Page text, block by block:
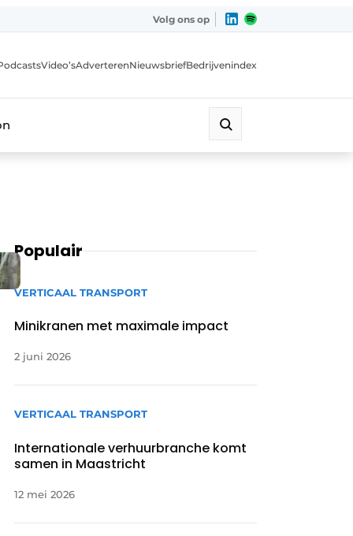
Volg ons op
Video’sAdverterenNieuwsbriefBedrijvenindex
Populair
VERTICAAL TRANSPORT
Minikranen met maximale impact
2 juni 2026
VERTICAAL TRANSPORT
Internationale verhuurbranche komt
samen in Maastricht
12 mei 2026